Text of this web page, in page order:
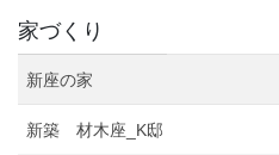
家づくり
新座の家
新築 材木座_K邸